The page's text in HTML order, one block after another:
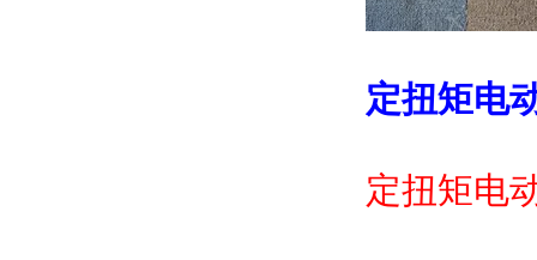
定扭矩电
定扭矩电